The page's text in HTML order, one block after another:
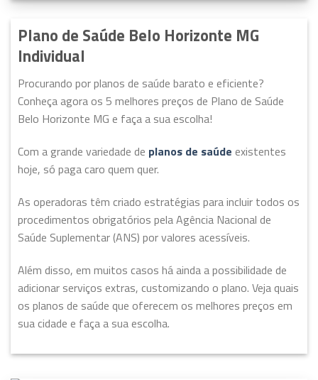
Plano de Saúde Belo Horizonte MG
Individual
Procurando por planos de saúde barato e eficiente?
Conheça agora os 5 melhores preços de Plano de Saúde
Belo Horizonte MG e faça a sua escolha!
Com a grande variedade de planos de saúde existentes
hoje, só paga caro quem quer.
As operadoras têm criado estratégias para incluir todos os
procedimentos obrigatórios pela Agência Nacional de
Saúde Suplementar (ANS) por valores acessíveis.
Além disso, em muitos casos há ainda a possibilidade de
adicionar serviços extras, customizando o plano. Veja quais
os planos de saúde que oferecem os melhores preços em
sua cidade e faça a sua escolha.